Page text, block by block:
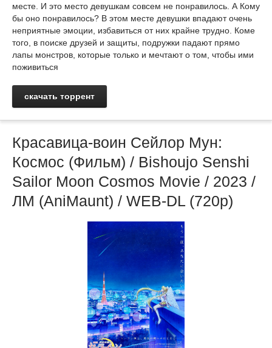
месте. И это место девушкам совсем не понравилось. А Кому
бы оно понравилось? В этом месте девушки впадают очень
неприятные эмоции, избавиться от них крайне трудно. Коме
того, в поиске друзей и защиты, подружки падают прямо
лапы монстров, которые только и мечтают о том, чтобы ими
поживиться
скачать торрент
Красавица-воин Сейлор Мун:
Космос (Фильм) / Bishoujo Senshi
Sailor Moon Cosmos Movie / 2023 /
ЛМ (AniMaunt) / WEB-DL (720p)